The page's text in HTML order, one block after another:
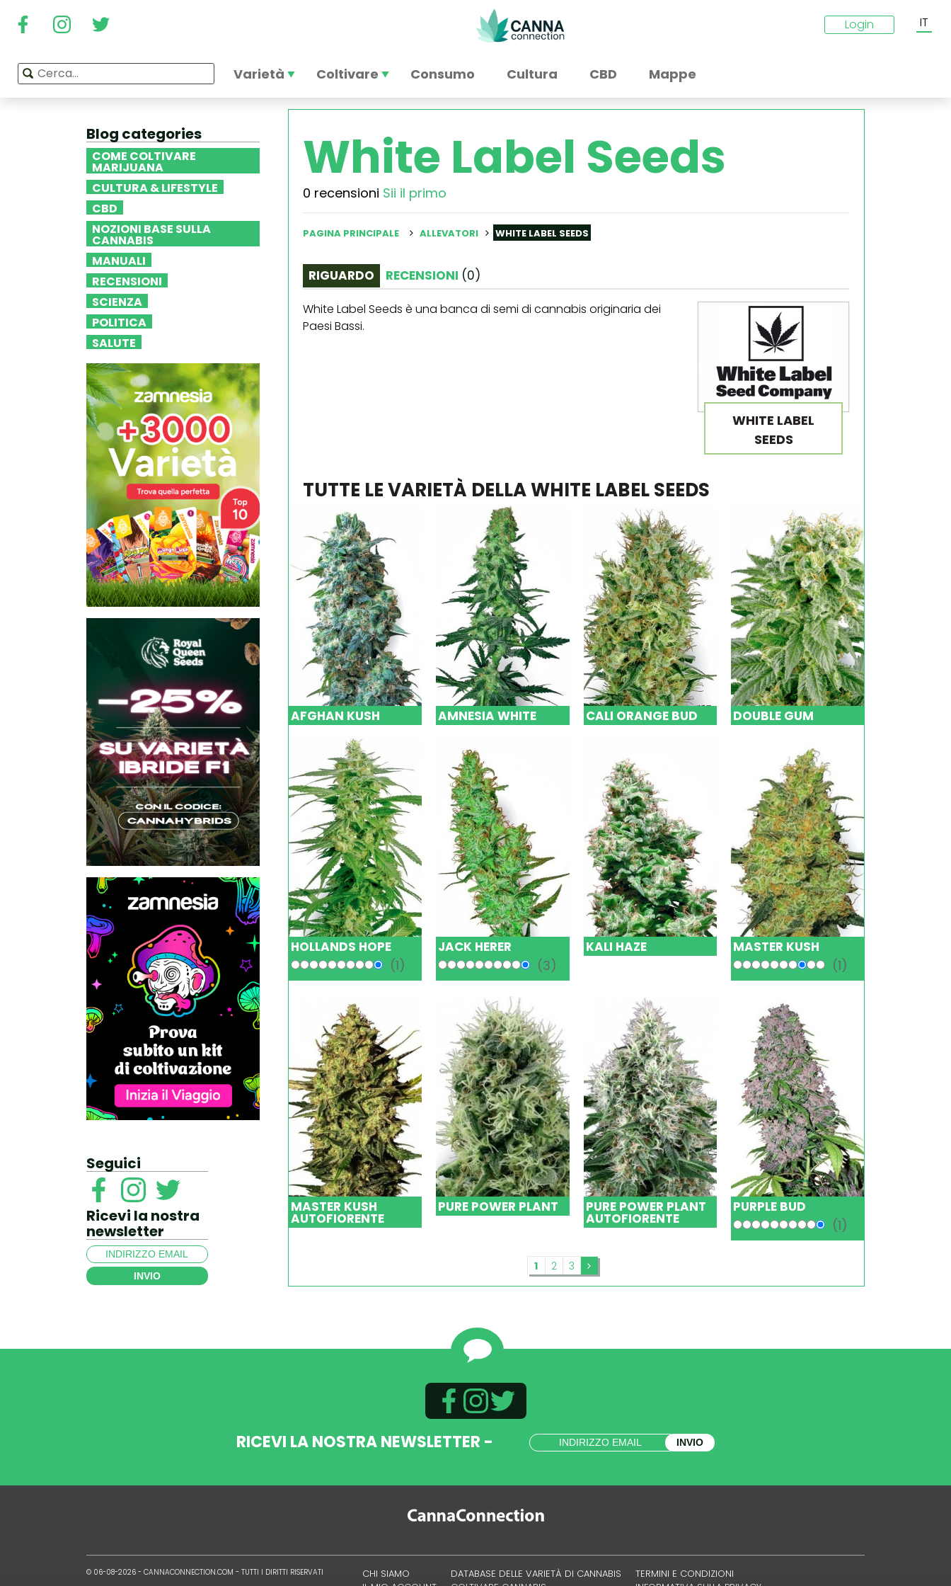
Login IT
Varietà Coltivare Consumo Cultura CBD Mappe
Blog categories
COME COLTIVARE
MARIJUANA
CULTURA & LIFESTYLE
CBD
NOZIONI BASE SULLA
CANNABIS
MANUALI
RECENSIONI
SCIENZA
POLITICA
SALUTE
Seguici
Ricevi la nostra
newsletter
INVIO
White Label Seeds
0 recensioni Sii il primo
PAGINA PRINCIPALE ALLEVATORI WHITE LABEL SEEDS
RIGUARDO RECENSIONI (0)
WHITE LABEL
SEEDS
White Label Seeds è una banca di semi di cannabis originaria dei
Paesi Bassi.
TUTTE LE VARIETÀ DELLA WHITE LABEL SEEDS
AFGHAN KUSH AMNESIA WHITE CALI ORANGE BUD DOUBLE GUM
HOLLANDS HOPE
(1)
JACK HERER
(3)
KALI HAZE MASTER KUSH
(1)
MASTER KUSH
AUTOFIORENTE
PURE POWER PLANT PURE POWER PLANT
AUTOFIORENTE
PURPLE BUD
(1)
1 2 3
RICEVI LA NOSTRA NEWSLETTER - INVIO
© 06-08-2026 - CANNACONNECTION.COM - TUTTI I DIRITTI RISERVATI
CHI SIAMO
DATABASE DELLE VARIETÀ DI CANNABIS
TERMINI E CONDIZIONI